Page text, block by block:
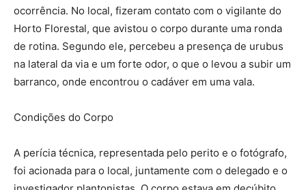
ocorrência. No local, fizeram contato com o vigilante do
Horto Florestal, que avistou o corpo durante uma ronda
de rotina. Segundo ele, percebeu a presença de urubus
na lateral da via e um forte odor, o que o levou a subir um
barranco, onde encontrou o cadáver em uma vala.
Condições do Corpo
A perícia técnica, representada pelo perito e o fotógrafo,
foi acionada para o local, juntamente com o delegado e o